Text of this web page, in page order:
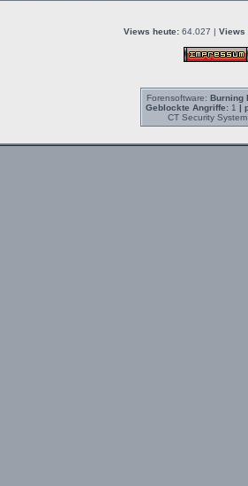
Views heute: 64.027 | Views
Forensoftware: Burning
Geblockte Angriffe:1 |
CT Security